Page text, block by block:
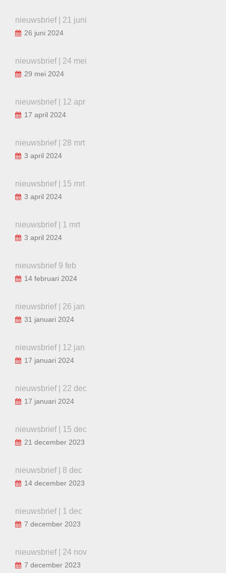
nieuwsbrief | 21 juni
26 juni 2024
nieuwsbrief | 24 mei
29 mei 2024
nieuwsbrief | 12 apr
17 april 2024
nieuwsbrief | 28 mrt
3 april 2024
nieuwsbrief | 15 mrt
3 april 2024
nieuwsbrief | 1 mrt
3 april 2024
nieuwsbrief 9 feb
14 februari 2024
nieuwsbrief | 26 jan
31 januari 2024
nieuwsbrief | 12 jan
17 januari 2024
nieuwsbrief | 22 dec
17 januari 2024
nieuwsbrief | 15 dec
21 december 2023
nieuwsbrief | 8 dec
14 december 2023
nieuwsbrief | 1 dec
7 december 2023
nieuwsbrief | 24 nov
7 december 2023